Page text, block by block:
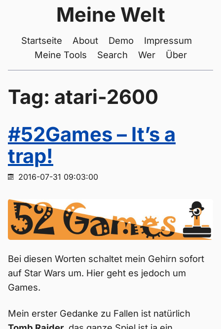
Meine Welt
Startseite About Demo
Impressum
Meine Tools
Search Wer Über
Tag: atari-2600
#52Games – It’s a
trap!
2016-07-31 09:03:00
Bei diesen Worten schaltet mein Gehirn sofort
auf Star Wars um. Hier geht es jedoch um
Games.
Mein erster Gedanke zu Fallen ist natürlich